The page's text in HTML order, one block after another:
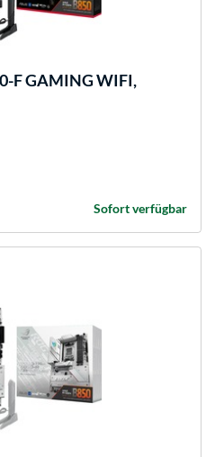
F GAMING WIFI,
Sofort verfügbar